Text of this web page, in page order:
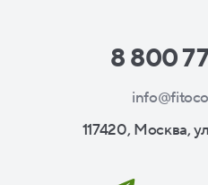
8 800
117420, Москва,